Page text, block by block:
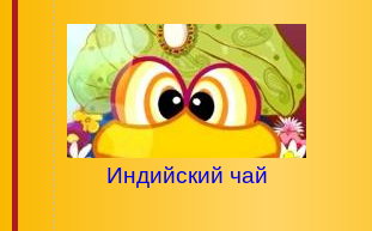
Индийский чай